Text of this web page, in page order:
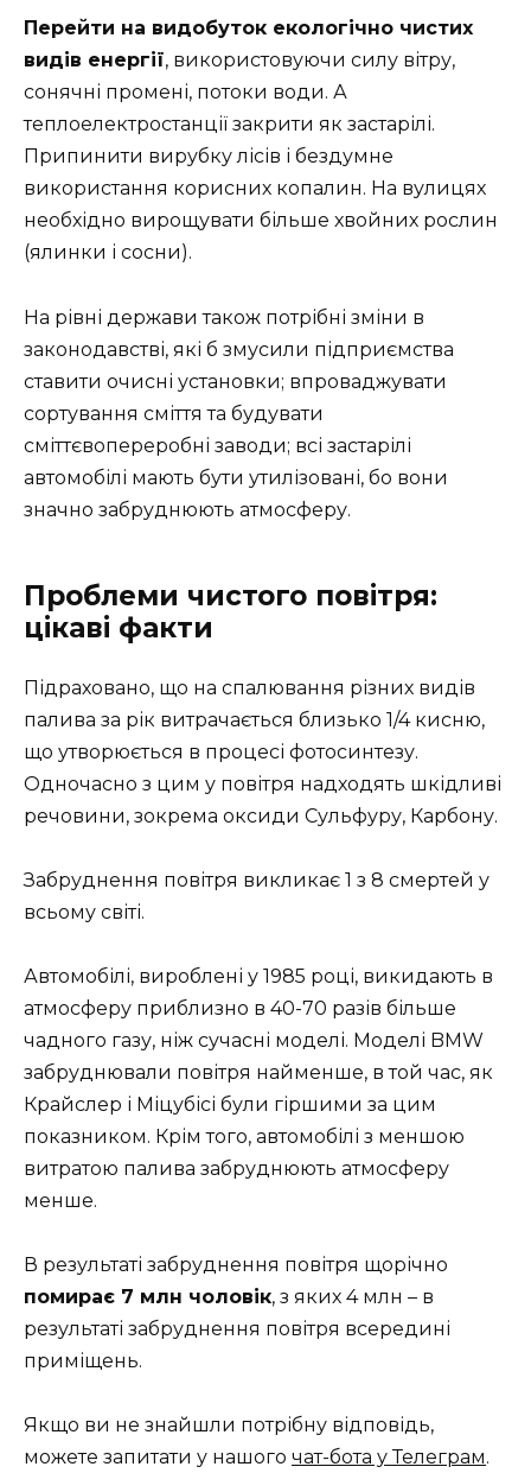
Перейти на видобуток екологічно чистих
видів енергії, використовуючи силу вітру,
сонячні промені, потоки води. А
теплоелектростанції закрити як застарілі.
Припинити вирубку лісів і бездумне
використання корисних копалин. На вулицях
необхідно вирощувати більше хвойних рослин
(ялинки і сосни).
На рівні держави також потрібні зміни в
законодавстві, які б змусили підприємства
ставити очисні установки; впроваджувати
сортування сміття та будувати
сміттєвопереробні заводи; всі застарілі
автомобілі мають бути утилізовані, бо вони
значно забруднюють атмосферу.
Проблеми чистого повітря:
цікаві факти
Підраховано, що на спалювання різних видів
палива за рік витрачається близько 1/4 кисню,
що утворюється в процесі фотосинтезу.
Одночасно з цим у повітря надходять шкідливі
речовини, зокрема оксиди Сульфуру, Карбону.
Забруднення повітря викликає 1 з 8 смертей у
всьому світі.
Автомобілі, вироблені у 1985 році, викидають в
атмосферу приблизно в 40-70 разів більше
чадного газу, ніж сучасні моделі. Моделі BMW
забруднювали повітря найменше, в той час, як
Крайслер і Міцубісі були гіршими за цим
показником. Крім того, автомобілі з меншою
витратою палива забруднюють атмосферу
менше.
В результаті забруднення повітря щорічно
помирає 7 млн чоловік, з яких 4 млн – в
результаті забруднення повітря всередині
приміщень.
Якщо ви не знайшли потрібну відповідь,
можете запитати у нашого чат-бота у Телеграм.